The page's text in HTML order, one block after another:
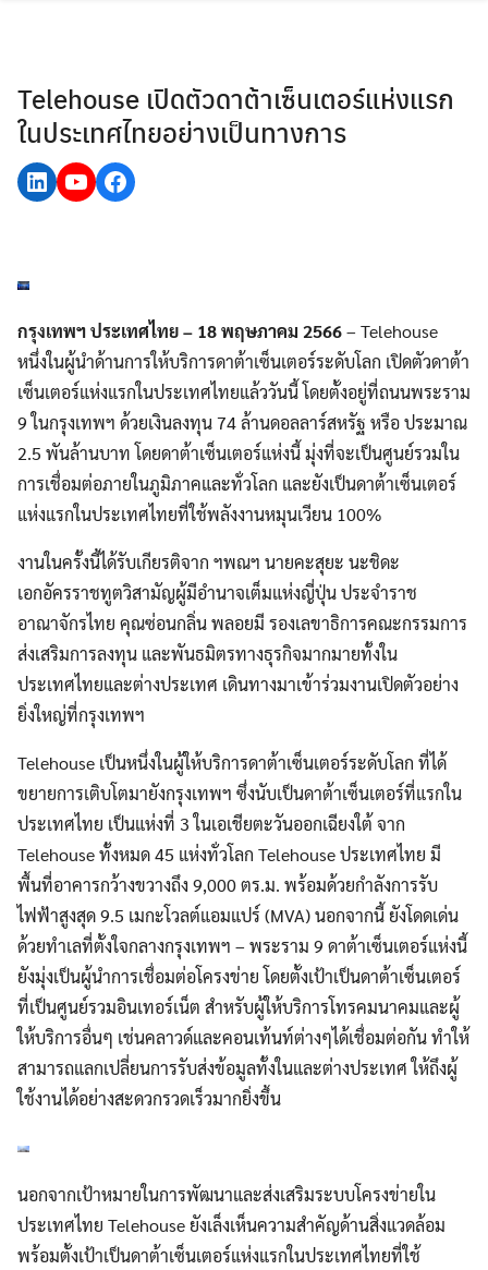
Telehouse เปิดตัวดาต้าเซ็นเตอร์แห่งแรก
ในประเทศไทยอย่างเป็นทางการ
LinkedIn
YouTubeFacebook
กรุงเทพฯ ประเทศไทย – 18 พฤษภาคม 2566– Telehouse
หนึ่งในผู้นำด้านการให้บริการดาต้าเซ็นเตอร์ระดับโลก เปิดตัวดาต้า
เซ็นเตอร์แห่งแรกในประเทศไทยแล้ววันนี้ โดยตั้งอยู่ที่ถนนพระราม
9 ในกรุงเทพฯ ด้วยเงินลงทุน 74 ล้านดอลลาร์สหรัฐ หรือ ประมาณ
2.5 พันล้านบาท โดยดาต้าเซ็นเตอร์แห่งนี้ มุ่งที่จะเป็นศูนย์รวมใน
การเชื่อมต่อภายในภูมิภาคและทั่วโลก และยังเป็นดาต้าเซ็นเตอร์
แห่งแรกในประเทศไทยที่ใช้พลังงานหมุนเวียน 100%
งานในครั้งนี้ได้รับเกียรติจาก ฯพณฯ นายคะสุยะ นะชิดะ
เอกอัครราชทูตวิสามัญผู้มีอำนาจเต็มแห่งญี่ปุ่น ประจำราช
อาณาจักรไทย คุณซ่อนกลิ่น พลอยมี รองเลขาธิการคณะกรรมการ
ส่งเสริมการลงทุน และพันธมิตรทางธุรกิจมากมายทั้งใน
ประเทศไทยและต่างประเทศ เดินทางมาเข้าร่วมงานเปิดตัวอย่าง
ยิ่งใหญ่ที่กรุงเทพฯ
Telehouse เป็นหนึ่งในผู้ให้บริการดาต้าเซ็นเตอร์ระดับโลก ที่ได้
ขยายการเติบโตมายังกรุงเทพฯ ซึ่งนับเป็นดาต้าเซ็นเตอร์ที่แรกใน
ประเทศไทย เป็นแห่งที่ 3 ในเอเชียตะวันออกเฉียงใต้ จาก
Telehouse ทั้งหมด 45 แห่งทั่วโลก Telehouse ประเทศไทย มี
พื้นที่อาคารกว้างขวางถึง 9,000 ตร.ม. พร้อมด้วยกำลังการรับ
ไฟฟ้าสูงสุด 9.5 เมกะโวลต์แอมแปร์ (MVA) นอกจากนี้ ยังโดดเด่น
ด้วยทำเลที่ตั้งใจกลางกรุงเทพฯ – พระราม 9 ดาต้าเซ็นเตอร์แห่งนี้
ยังมุ่งเป็นผู้นำการเชื่อมต่อโครงข่าย โดยตั้งเป้าเป็นดาต้าเซ็นเตอร์
ที่เป็นศูนย์รวมอินเทอร์เน็ต สำหรับผู้ให้บริการโทรคมนาคมและผู้
ให้บริการอื่นๆ เช่นคลาวด์และคอนเท้นท์ต่างๆได้เชื่อมต่อกัน ทำให้
สามารถแลกเปลี่ยนการรับส่งข้อมูลทั้งในและต่างประเทศ ให้ถึงผู้
ใช้งานได้อย่างสะดวกรวดเร็วมากยิ่งขึ้น
นอกจากเป้าหมายในการพัฒนาและส่งเสริมระบบโครงข่ายใน
ประเทศไทย Telehouse ยังเล็งเห็นความสำคัญด้านสิ่งแวดล้อม
พร้อมตั้งเป้าเป็นดาต้าเซ็นเตอร์แห่งแรกในประเทศไทยที่ใช้